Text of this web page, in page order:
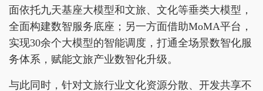
面依托九天基座大模型和文旅、文化等垂类大模型，
全面构建数智服务底座；另一方面借助MoMA平台，
实现30余个大模型的智能调度，打通全场景数智化服
务体系，赋能文旅产业数智化升级。
与此同时，针对文旅行业文化资源分散、开发共享不